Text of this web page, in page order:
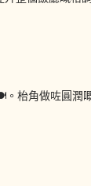
枱角做咗圓潤